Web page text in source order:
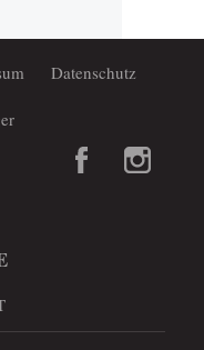
Datenschutz